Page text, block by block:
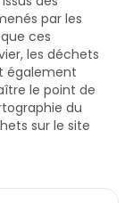
par les
ces
les déchets
également
le point de
du
sur le site